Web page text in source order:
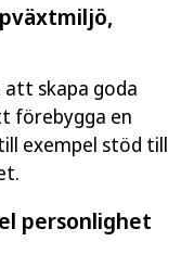
att skapa goda
förebygga en
exempel stöd till
personlighet